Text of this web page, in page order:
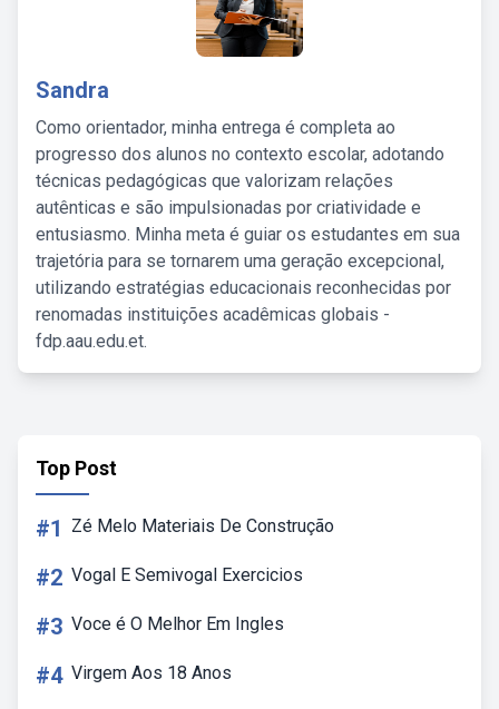
Sandra
Como orientador, minha entrega é completa ao
progresso dos alunos no contexto escolar, adotando
técnicas pedagógicas que valorizam relações
autênticas e são impulsionadas por criatividade e
entusiasmo. Minha meta é guiar os estudantes em sua
trajetória para se tornarem uma geração excepcional,
utilizando estratégias educacionais reconhecidas por
renomadas instituições acadêmicas globais -
fdp.aau.edu.et.
Top Post
#1 Zé Melo Materiais De Construção
#2 Vogal E Semivogal Exercicios
#3 Voce é O Melhor Em Ingles
#4 Virgem Aos 18 Anos